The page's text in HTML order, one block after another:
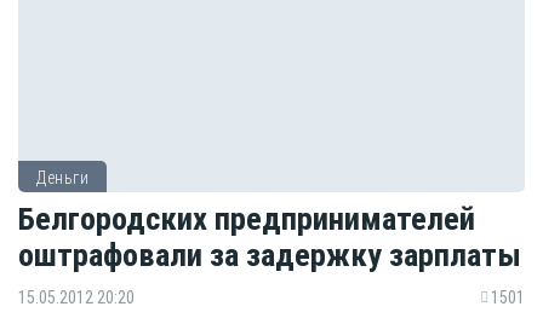
Деньги
Белгородских предпринимателей
оштрафовали за задержку зарплаты
15.05.2012 20:20 1501